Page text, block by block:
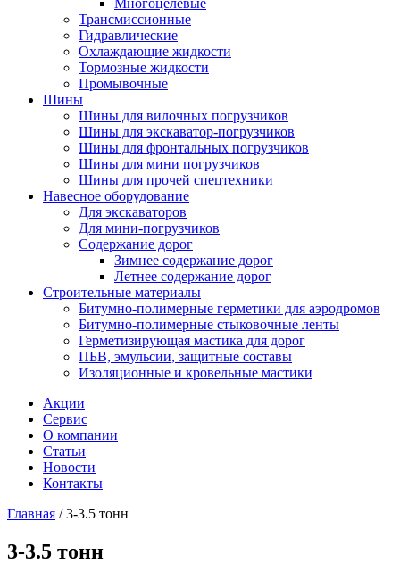
Трансмиссионные
Гидравлические
Охлаждающие жидкости
Тормозные жидкости
Промывочные
Шины
Шины для вилочных погрузчиков
Шины для экскаватор-погрузчиков
Шины для фронтальных погрузчиков
Шины для мини погрузчиков
Шины для прочей спецтехники
Навесное оборудование
Для экскаваторов
Для мини-погрузчиков
Содержание дорог
Зимнее содержание дорог
Летнее содержание дорог
Строительные материалы
Битумно-полимерные герметики для аэродромов
Битумно-полимерные стыковочные ленты
Герметизирующая мастика для дорог
ПБВ, эмульсии, защитные составы
Изоляционные и кровельные мастики
Акции
Сервис
О компании
Статьи
Новости
Контакты
Главная /3-3.5 тонн
3-3.5 тонн